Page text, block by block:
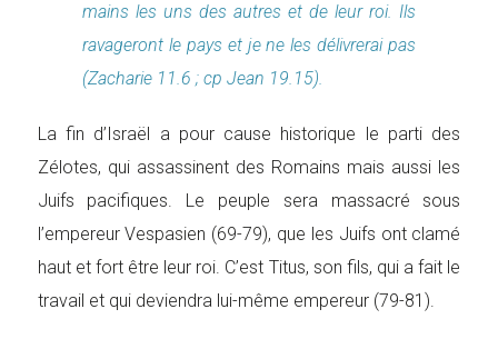
mains les uns des autres et de leur roi. Ils
ravageront le pays et je ne les délivrerai pas
(Zacharie 11.6 ; cp Jean 19.15).
La fin d’Israël a pour cause historique le parti des
Zélotes, qui assassinent des Romains mais aussi les
Juifs pacifiques. Le peuple sera massacré sous
l’empereur Vespasien (69-79), que les Juifs ont clamé
haut et fort être leur roi. C’est Titus, son fils, qui a fait le
travail et qui deviendra lui-même empereur (79-81).